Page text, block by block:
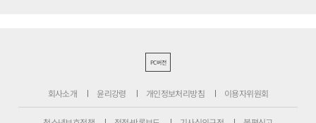
PC버전
회사소개 윤리강령 개인정보처리방침 이용자위원회